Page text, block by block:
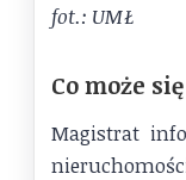
fot.: UMŁ
Co może
Magistrat